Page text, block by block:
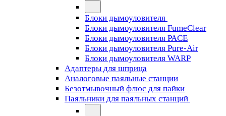
Блоки дымоуловителя
Блоки дымоуловителя FumeClear
Блоки дымоуловителя PACE
Блоки дымоуловителя Pure-Air
Блоки дымоуловителя WARP
Адаптеры для шприца
Аналоговые паяльные станции
Безотмывочный флюс для пайки
Паяльники для паяльных станций